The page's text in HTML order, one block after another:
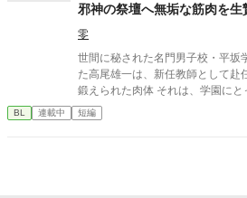
邪神の祭壇へ無垢な筋肉を生
零
世間に秘された名門男子校・平坂学園体育科 空手
た高尾雄一は、新任教師として赴任する 高潔な人格と
鍛えられた肉体 それは、学園にとって最高の生贄の候補に他なら
なかった 至高の筋肉を持つ、精神を削られ意志をなくした青年を
太古の神に捧げるため、“水”、“風”
BL 連載中 短編